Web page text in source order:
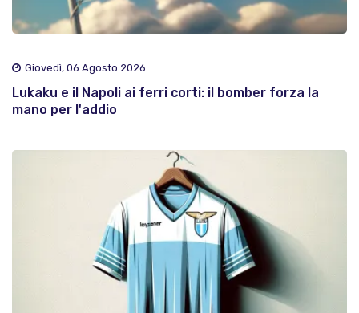
Giovedì, 06 Agosto 2026
Lukaku e il Napoli ai ferri corti: il bomber forza la
mano per l'addio